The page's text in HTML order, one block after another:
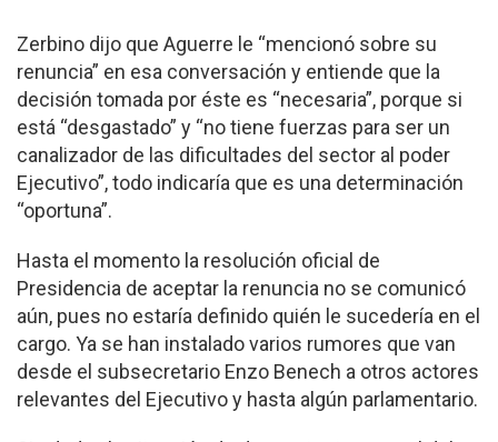
Zerbino dijo que Aguerre le “mencionó sobre su
renuncia” en esa conversación y entiende que la
decisión tomada por éste es “necesaria”, porque si
está “desgastado” y “no tiene fuerzas para ser un
canalizador de las dificultades del sector al poder
Ejecutivo”, todo indicaría que es una determinación
“oportuna”.
Hasta el momento la resolución oficial de
Presidencia de aceptar la renuncia no se comunicó
aún, pues no estaría definido quién le sucedería en el
cargo. Ya se han instalado varios rumores que van
desde el subsecretario Enzo Benech a otros actores
relevantes del Ejecutivo y hasta algún parlamentario.